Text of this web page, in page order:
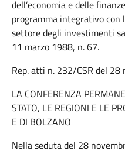
dell’economia e delle
programma integrativo con
settore degli investimenti
11 marzo 1988, n. 67.
Rep. atti n. 232/CSR del 28
LA CONFERENZA
STATO, LE REGIONI E LE
E DI BOLZANO
Nella seduta del 28